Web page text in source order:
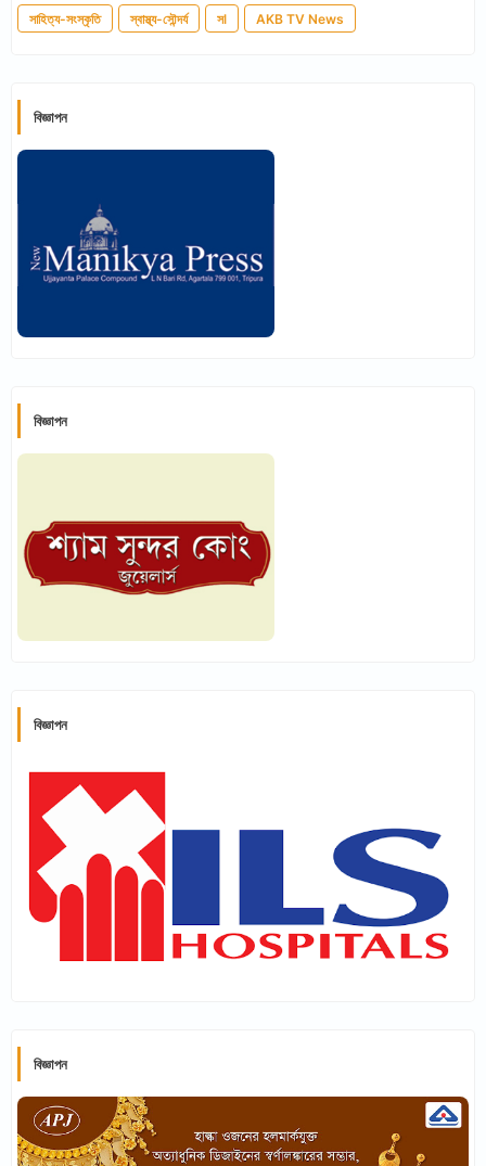
সাহিত্য-সংস্কৃতি স্বাস্থ্য-সৌন্দর্য সl AKB TV News
বিজ্ঞাপন
বিজ্ঞাপন
বিজ্ঞাপন
বিজ্ঞাপন